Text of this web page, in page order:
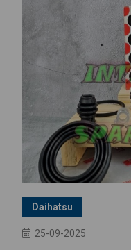
Daihatsu
25-09-2025